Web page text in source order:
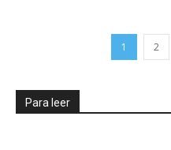
1 2
Para leer